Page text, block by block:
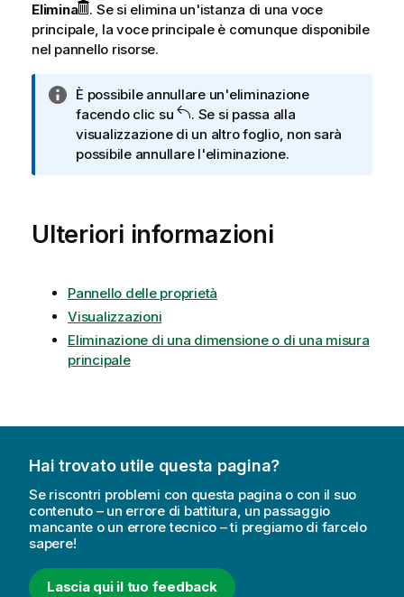
Elimina
. Se si elimina un'istanza di una voce
principale, la voce principale è comunque disponibile
nel pannello risorse.
N
o
t
a
o
a
t
i
c
a
È possibile annullare un'eliminazione
facendo clic su
. Se si passa alla
visualizzazione di un altro foglio, non sarà
possibile annullare l'eliminazione.
Ulteriori informazioni
Pannello delle proprietà
Visualizzazioni
Eliminazione di una dimensione o di una misura
principale
Hai trovato utile questa pagina?
Se riscontri problemi con questa pagina o con il suo
contenuto – un errore di battitura, un passaggio
mancante o un errore tecnico – ti pregiamo di farcelo
sapere!
Lascia qui il tuo feedback